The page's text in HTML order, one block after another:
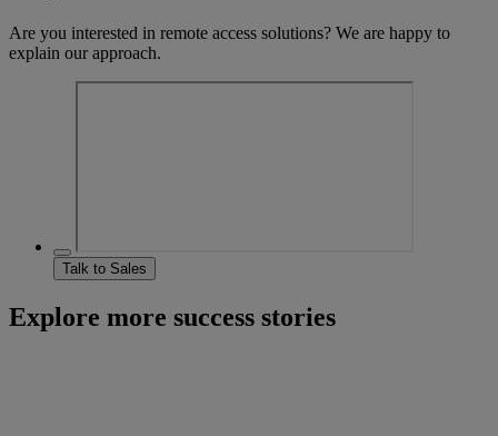
Are you interested in remote access solutions? We are happy to
explain our approach.
Talk to Sales
Explore more success stories